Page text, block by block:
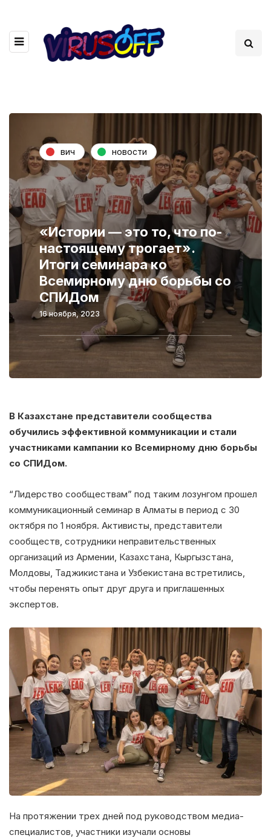
вич новости
«Истории — это то, что по-
настоящему трогает».
Итоги семинара ко
Всемирному дню борьбы со
СПИДом
16 ноября, 2023
В Казахстане представители сообщества
обучились эффективной коммуникации и стали
участниками кампании ко Всемирному дню борьбы
со СПИДом.
“Лидерство сообществам” под таким лозунгом прошел
коммуникационный семинар в Алматы в период с 30
октября по 1 ноября. Активисты, представители
сообществ, сотрудники неправительственных
организаций из Армении, Казахстана, Кыргызстана,
Молдовы, Таджикистана и Узбекистана встретились,
чтобы перенять опыт друг друга и приглашенных
экспертов.
На протяжении трех дней под руководством медиа-
специалистов, участники изучали основы